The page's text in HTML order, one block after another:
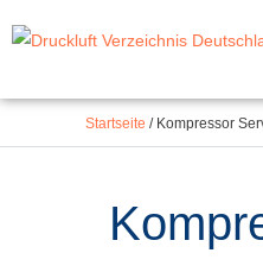
springen
Inhalt
Startseite / Kompressor